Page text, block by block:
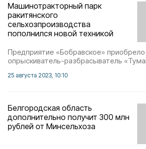
Машинотракторный парк
ракитянского
сельхозпроизводства
пополнился новой техникой
Предприятие «Бобравское»
опрыскиватель-разбрасыватель
25 августа 2023, 10:10
Белгородская область
дополнительно получит 300 млн
рублей от Минсельхоза